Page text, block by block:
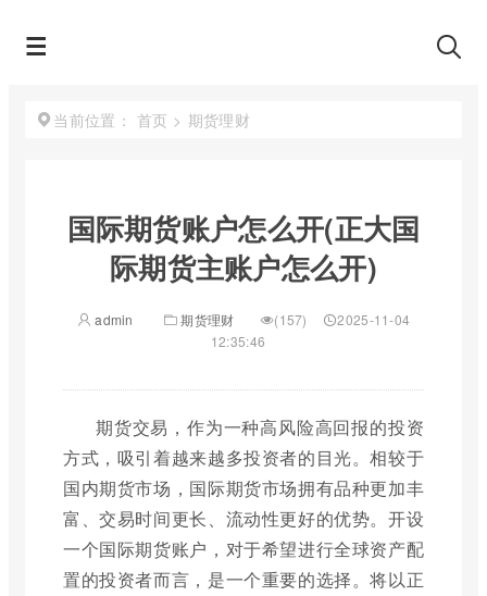
当前位置： 首页 > 期货理财
国际期货账户怎么开(正大国
际期货主账户怎么开)
admin 期货理财 (157)
2025-11-04
12:35:46
期货交易，作为一种高风险高回报的投资
方式，吸引着越来越多投资者的目光。相较于
国内期货市场，国际期货市场拥有品种更加丰
富、交易时间更长、流动性更好的优势。开设
一个国际期货账户，对于希望进行全球资产配
置的投资者而言，是一个重要的选择。将以正